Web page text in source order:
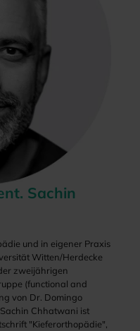
Sachin
und in eigener Praxis
Witten/Herdecke
zweijährigen
(functional and
von Dr. Domingo
Chhatwani ist
"Kieferorthopädie",